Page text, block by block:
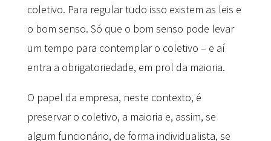
coletivo. Para regular tudo isso existem as leis e
o bom senso. Só que o bom senso pode levar
um tempo para contemplar o coletivo – e aí
entra a obrigatoriedade, em prol da maioria.
O papel da empresa, neste contexto, é
preservar o coletivo, a maioria e, assim, se
algum funcionário, de forma individualista, se